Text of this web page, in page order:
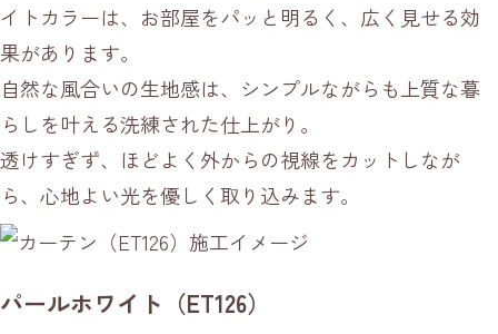
イトカラーは、お部屋をパッと明るく、広く見せる効
果があります。
自然な風合いの生地感は、シンプルながらも上質な暮
らしを叶える洗練された仕上がり。
透けすぎず、ほどよく外からの視線をカットしなが
ら、心地よい光を優しく取り込みます。
パールホワイト（ET126）